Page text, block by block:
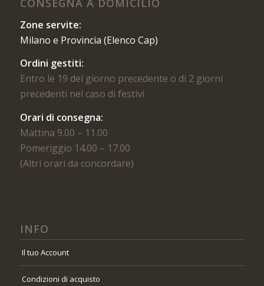
CONSEGNA A DOMICILIO
Zone servite:
Milano e Provincia (Elenco Cap)
Ordini gestiti:
Entro le 19 del giorno precedente o di 2 giorni
precedenti nel caso di festivi
Orari di consegna:
Mattina 9.00 – 11.00
Pomeriggio 14.00 – 17.00
(Altri orari da concordare)
INFO
Il tuo Account
Condizioni di acquisto